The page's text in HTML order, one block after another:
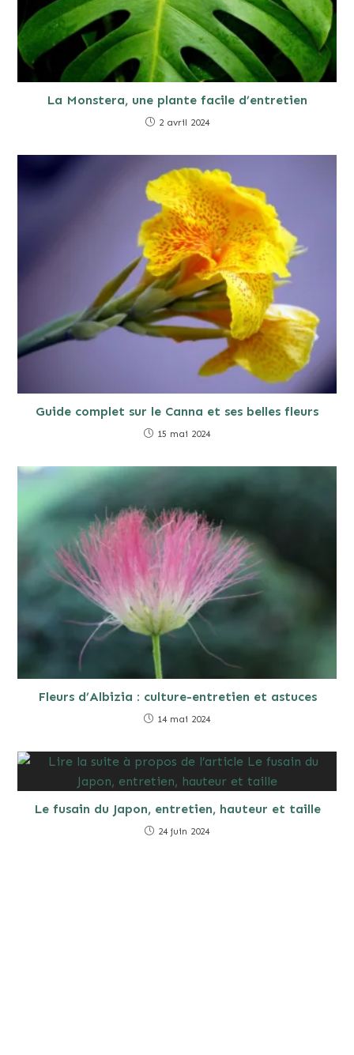
La Monstera, une plante facile d’entretien
2 avril 2024
Guide complet sur le Canna et ses belles fleurs
15 mai 2024
Fleurs d’Albizia : culture-entretien et astuces
14 mai 2024
Le fusain du Japon, entretien, hauteur et taille
24 juin 2024